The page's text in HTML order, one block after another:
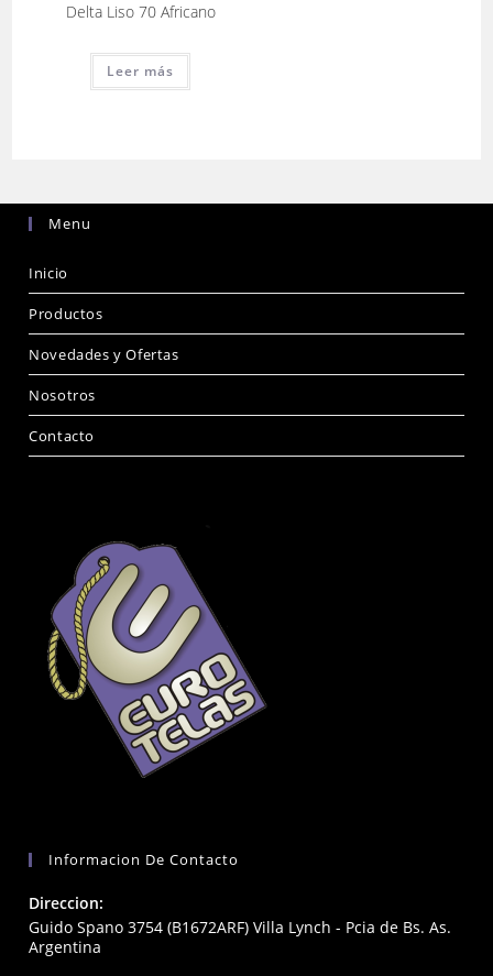
Delta Liso 70 Africano
Leer más
Menu
Inicio
Productos
Novedades y Ofertas
Nosotros
Contacto
Informacion De Contacto
Direccion:
Guido Spano 3754 (B1672ARF) Villa Lynch - Pcia de Bs. As.
Argentina